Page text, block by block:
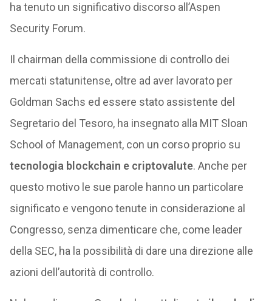
ha tenuto un significativo discorso all’Aspen
Security Forum.
Il chairman della commissione di controllo dei
mercati statunitense, oltre ad aver lavorato per
Goldman Sachs ed essere stato assistente del
Segretario del Tesoro, ha insegnato alla MIT Sloan
School of Management, con un corso proprio su
tecnologia blockchain e criptovalute. Anche per
questo motivo le sue parole hanno un particolare
significato e vengono tenute in considerazione al
Congresso, senza dimenticare che, come leader
della SEC, ha la possibilità di dare una direzione alle
azioni dell’autorità di controllo.